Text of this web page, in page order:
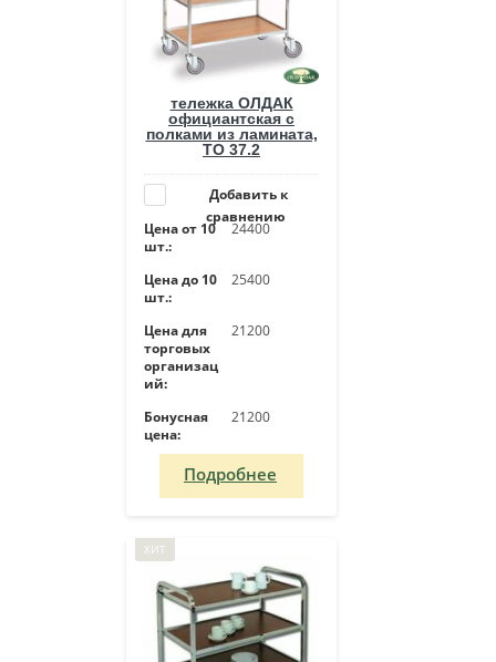
тележка ОЛДАК
официантская с
полками из ламината,
ТО 37.2
Добавить к
сравнению
Цена от 10
шт.:
24400
Цена до 10
шт.:
25400
Цена для
торговых
организац
ий:
21200
Бонусная
цена:
21200
Подробнее
ХИТ